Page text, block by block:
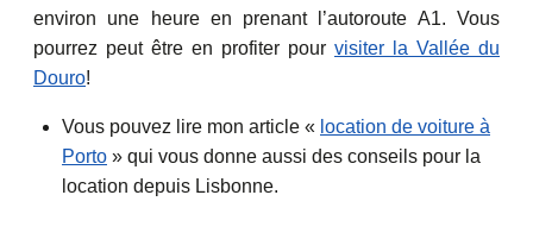
environ une heure en prenant l’autoroute A1. Vous
pourrez peut être en profiter pour visiter la Vallée du
Douro!
Vous pouvez lire mon article « location de voiture à
Porto » qui vous donne aussi des conseils pour la
location depuis Lisbonne.